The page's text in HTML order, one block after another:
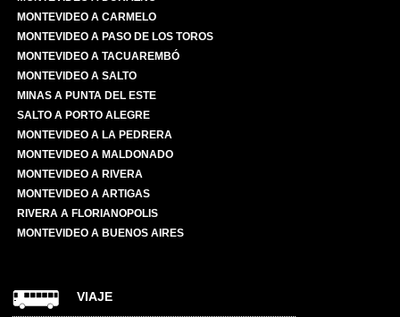
MONTEVIDEO A CARMELO
MONTEVIDEO A PASO DE LOS TOROS
MONTEVIDEO A TACUAREMBÓ
MONTEVIDEO A SALTO
MINAS A PUNTA DEL ESTE
SALTO A PORTO ALEGRE
MONTEVIDEO A LA PEDRERA
MONTEVIDEO A MALDONADO
MONTEVIDEO A RIVERA
MONTEVIDEO A ARTIGAS
RIVERA A FLORIANOPOLIS
MONTEVIDEO A BUENOS AIRES
VIAJE